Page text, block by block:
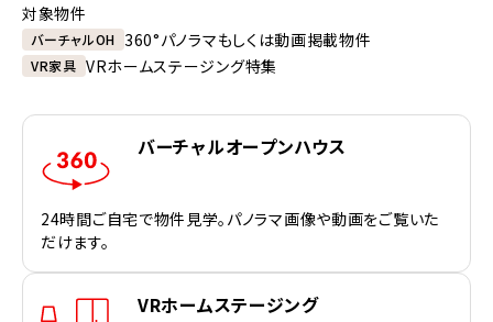
対象物件
バーチャルOH 360°パノラマもしくは動画掲載物件
VR家具 VRホームステージング特集
バーチャルオープンハウス
24時間ご自宅で物件見学。パノラマ画像や動画をご覧いた
だけます。
VRホームステージング